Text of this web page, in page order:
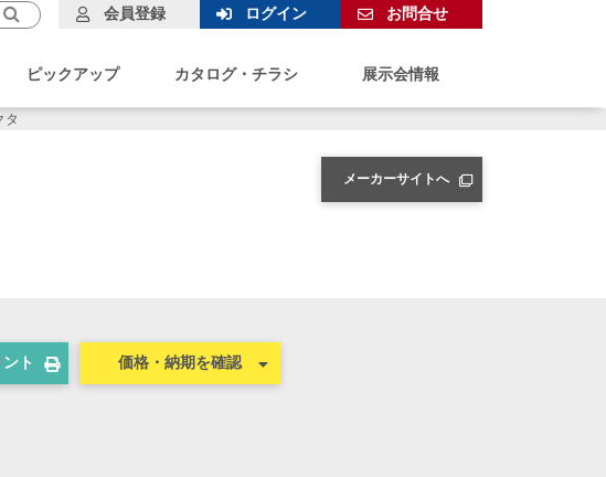
ピックアップ カタログ・チラシ 展示会情報
会員登録 ログイン お問合せ
タ
メーカーサイトへ
ト 価格・納期を確認